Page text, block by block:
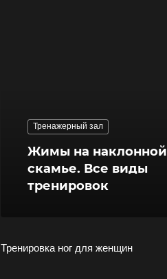
Тренажерный зал
Жимы на наклонной
скамье. Все виды
тренировок
Тренировка ног для женщин